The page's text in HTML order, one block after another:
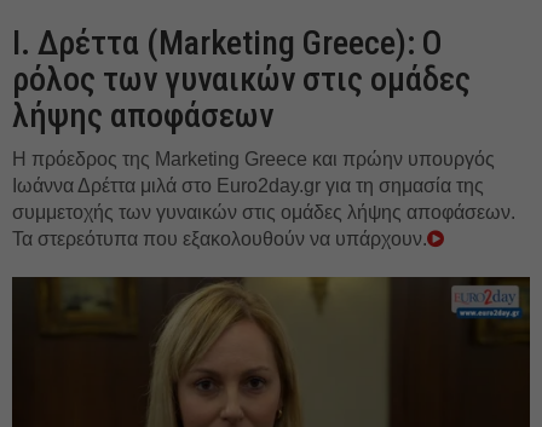
Ι. Δρέττα (Marketing Greece): Ο
ρόλος των γυναικών στις ομάδες
λήψης αποφάσεων
Η πρόεδρος της Marketing Greece και πρώην υπουργός
Ιωάννα Δρέττα μιλά στο Euro2day.gr για τη σημασία της
συμμετοχής των γυναικών στις ομάδες λήψης αποφάσεων.
Τα στερεότυπα που εξακολουθούν να υπάρχουν.